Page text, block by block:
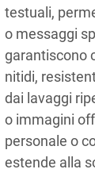
testuali,
o messaggi
garantiscono
nitidi,
dai lavaggi
o immagini
personale o
estende alla